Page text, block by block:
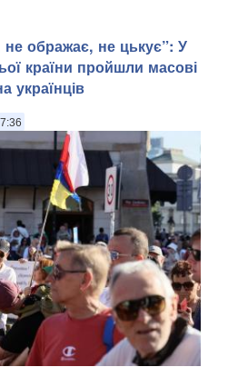
ображає, не цькує”: У
країни пройшли масові
українців